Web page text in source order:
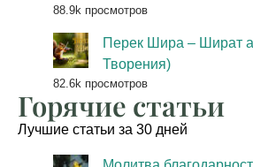
88.9k просмотров
Перек Шира – Шират
Творения)
82.6k просмотров
Горячие статьи
Лучшие статьи за 30 дней